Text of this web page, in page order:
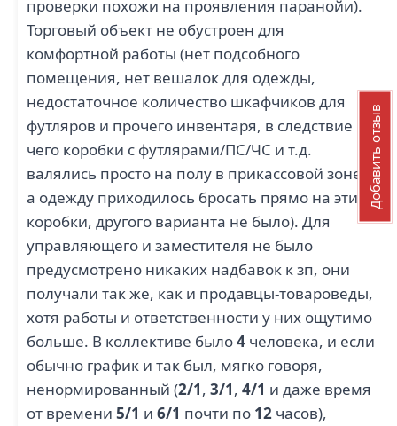
проверки похожи на проявления паранойи).
Торговый объект не обустроен для
комфортной работы (нет подсобного
помещения, нет вешалок для одежды,
недостаточное количество шкафчиков для
футляров и прочего инвентаря, в следствие
чего коробки с футлярами/ПС/ЧС и т.д.
валялись просто на полу в прикассовой зоне,
а одежду приходилось бросать прямо на эти
коробки, другого варианта не было). Для
управляющего и заместителя не было
предусмотрено никаких надбавок к зп, они
получали так же, как и продавцы-товароведы,
хотя работы и ответственности у них ощутимо
больше. В коллективе было4 человека, и если
обычно график и так был, мягко говоря,
ненормированный (2/1, 3/1, 4/1 и даже время
от времени 5/1 и 6/1 почти по 12 часов),
Добавить отзыв